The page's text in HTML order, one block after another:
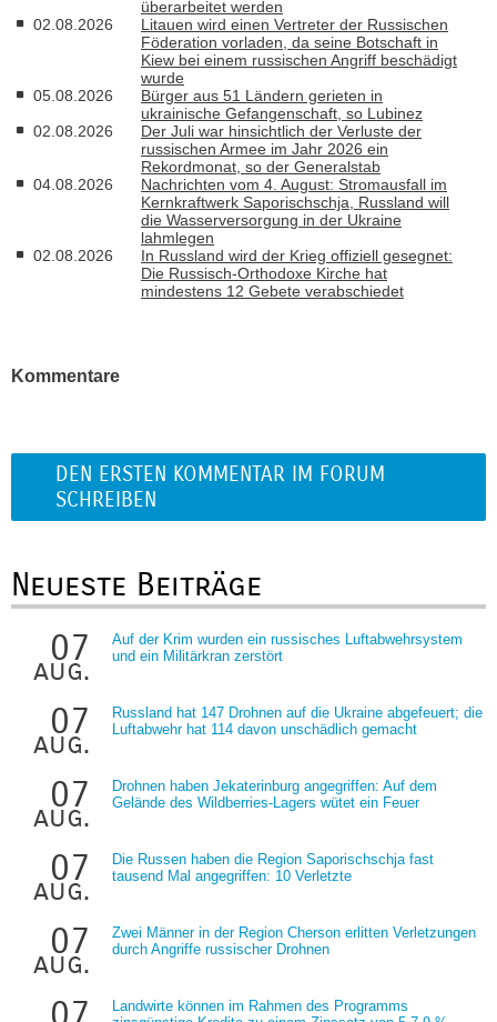
überarbeitet werden
02.08.2026
Litauen wird einen Vertreter der Russischen
Föderation vorladen, da seine Botschaft in
Kiew bei einem russischen Angriff beschädigt
wurde
05.08.2026
Bürger aus 51 Ländern gerieten in
ukrainische Gefangenschaft, so Lubinez
02.08.2026
Der Juli war hinsichtlich der Verluste der
russischen Armee im Jahr 2026 ein
Rekordmonat, so der Generalstab
04.08.2026
Nachrichten vom 4. August: Stromausfall im
Kernkraftwerk Saporischschja, Russland will
die Wasserversorgung in der Ukraine
lahmlegen
02.08.2026
In Russland wird der Krieg offiziell gesegnet:
Die Russisch-Orthodoxe Kirche hat
mindestens 12 Gebete verabschiedet
Kommentare
DEN ERSTEN KOMMENTAR IM FORUM
SCHREIBEN
Neueste Beiträge
07
aug.
Auf der Krim wurden ein russisches Luftabwehrsystem
und ein Militärkran zerstört
07
aug.
Russland hat 147 Drohnen auf die Ukraine abgefeuert; die
Luftabwehr hat 114 davon unschädlich gemacht
07
aug.
Drohnen haben Jekaterinburg angegriffen: Auf dem
Gelände des Wildberries-Lagers wütet ein Feuer
07
aug.
Die Russen haben die Region Saporischschja fast
tausend Mal angegriffen: 10 Verletzte
07
aug.
Zwei Männer in der Region Cherson erlitten Verletzungen
durch Angriffe russischer Drohnen
Landwirte können im Rahmen des Programms